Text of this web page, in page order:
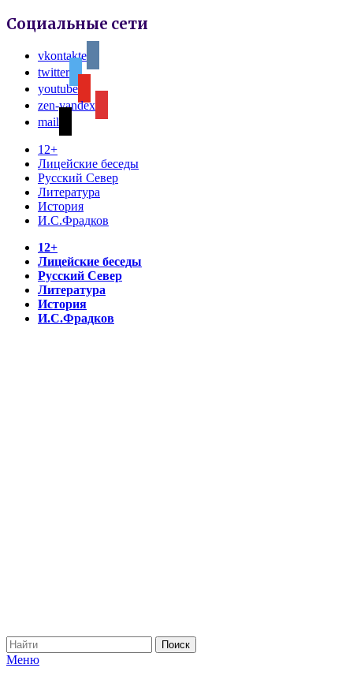
Социальные сети
vkontakte
twitter
youtube
zen-yandex
mail
12+
Лицейские беседы
Русский Север
Литература
История
И.С.Фрадков
12+
Лицейские беседы
Русский Север
Литература
История
И.С.Фрадков
Меню